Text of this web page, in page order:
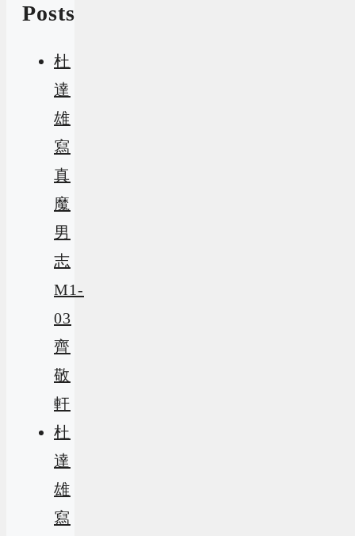
Posts
杜
達
雄
寫
真
魔
男
志
M1-
03
齊
敬
軒
杜
達
雄
寫